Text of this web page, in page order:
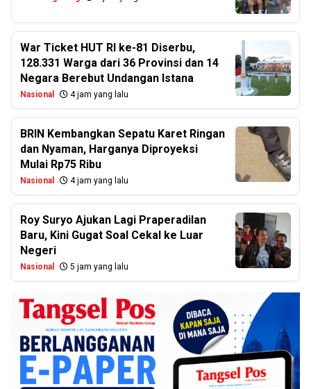
War Ticket HUT RI ke-81 Diserbu,
128.331 Warga dari 36 Provinsi dan 14
Negara Berebut Undangan Istana
Nasional 4 jam yang lalu
BRIN Kembangkan Sepatu Karet Ringan
dan Nyaman, Harganya Diproyeksi
Mulai Rp75 Ribu
Nasional 4 jam yang lalu
Roy Suryo Ajukan Lagi Praperadilan
Baru, Kini Gugat Soal Cekal ke Luar
Negeri
Nasional 5 jam yang lalu